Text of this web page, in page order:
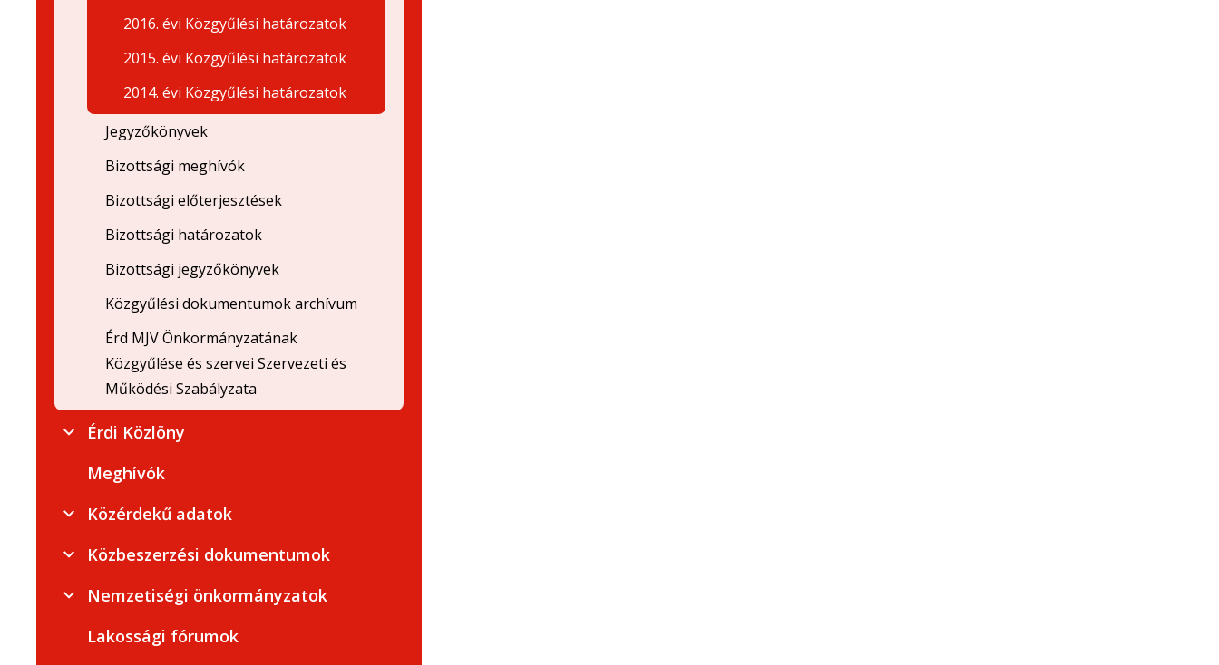
2016. évi Közgyűlési határozatok
2015. évi Közgyűlési határozatok
2014. évi Közgyűlési határozatok
Jegyzőkönyvek
Bizottsági meghívók
Bizottsági előterjesztések
Bizottsági határozatok
Bizottsági jegyzőkönyvek
Közgyűlési dokumentumok archívum
Érd MJV Önkormányzatának
Közgyűlése és szervei Szervezeti és
Működési Szabályzata
Érdi Közlöny
Meghívók
Közérdekű adatok
Közbeszerzési dokumentumok
Nemzetiségi önkormányzatok
Lakossági fórumok